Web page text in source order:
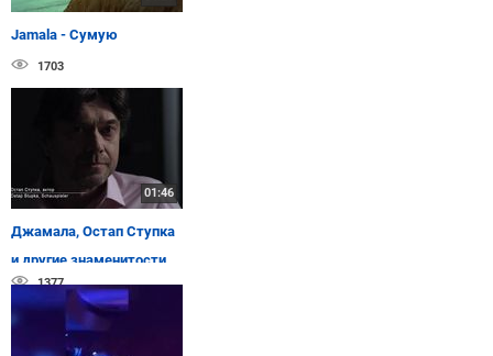
Jamala - Сумую
1703
01:46
Джамала, Остап Ступка
и другие знаменитости
читают Тараса Шевченко
1377